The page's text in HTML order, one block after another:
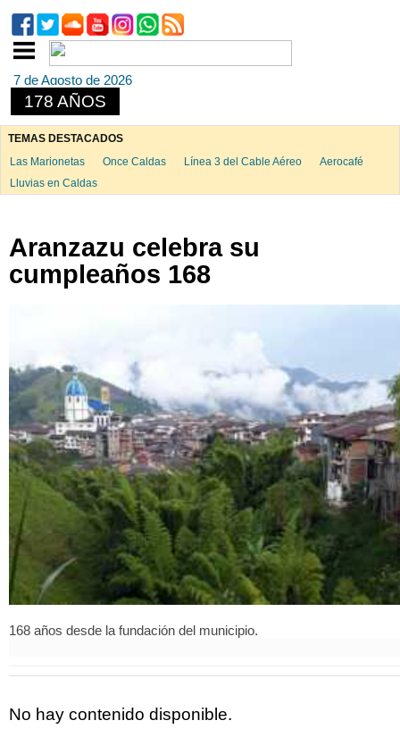
7 de Agosto de 2026
178 AÑOS
TEMAS DESTACADOS
Las Marionetas
Once Caldas Línea 3 del Cable Aéreo
Aerocafé
Lluvias en Caldas
Aranzazu celebra su
cumpleaños 168
168 años desde la fundación del municipio.
No hay contenido disponible.